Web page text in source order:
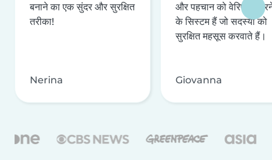
बनाने का एक सुंदर और सुरक्षित
तरीका!
Nerina
और पहचान को वेरिफ़ाई
के सिस्टम हैं जो सदस्यों को
सुरक्षित महसूस करवाते हैं।
Giovanna